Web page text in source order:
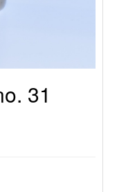
31